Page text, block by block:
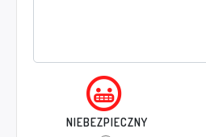
NIEBEZPIECZNY